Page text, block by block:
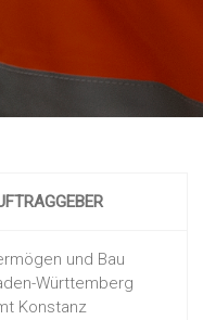
und Bau
Württemberg
Konstanz